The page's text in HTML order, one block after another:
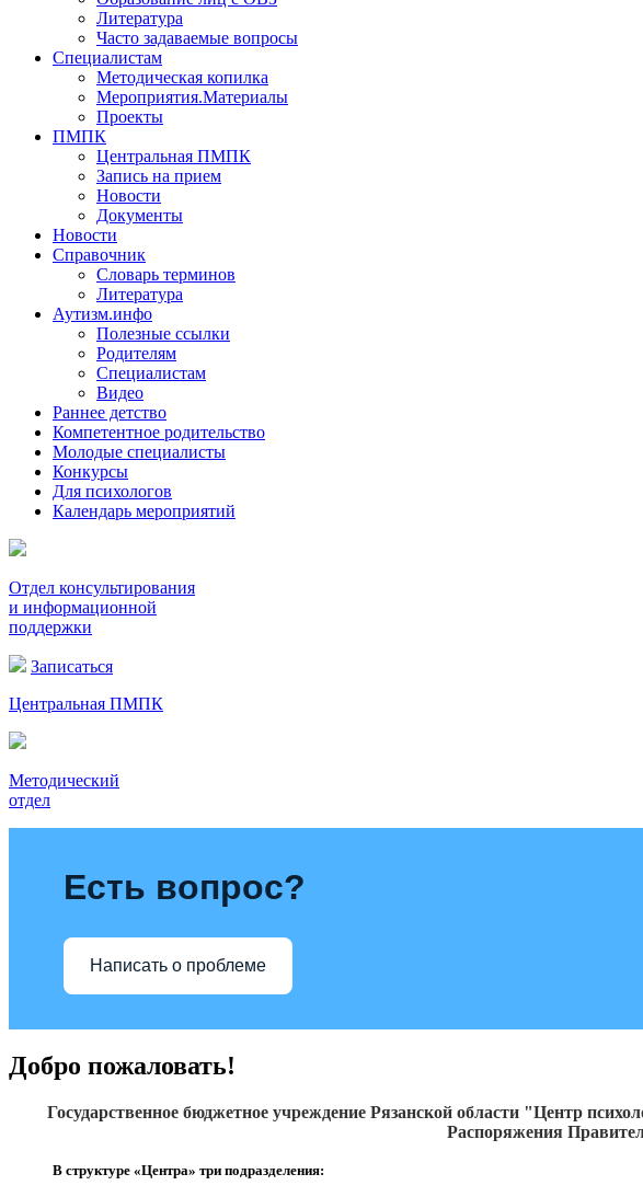
Литература
Часто задаваемые вопросы
Специалистам
Методическая копилка
Мероприятия.Материалы
Проекты
ПМПК
Центральная ПМПК
Запись на прием
Новости
Документы
Новости
Справочник
Словарь терминов
Литература
Аутизм.инфо
Полезные ссылки
Родителям
Специалистам
Видео
Раннее детство
Компетентное родительство
Молодые специалисты
Конкурсы
Для психологов
Календарь мероприятий
Отдел консультирования
и информационной
поддержки
Записаться
Центральная ПМПК
Методический
отдел
Есть вопрос?
Написать о проблеме
Добро пожаловать!
Государственное бюджетное учреждение Рязанской области "Центр
Распоряжения
В структуре «Центра» три подразделения: